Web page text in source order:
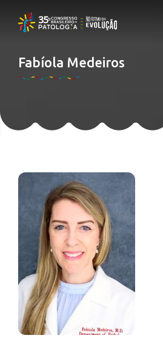
Fabíola Medeiros